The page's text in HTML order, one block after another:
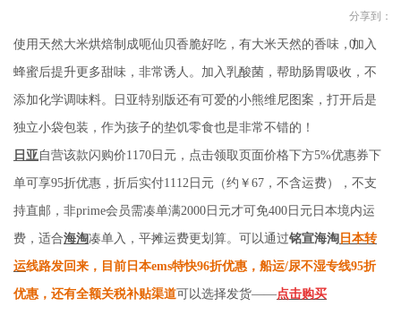
分享到：
0
使用天然大米烘焙制成呃仙贝香脆好吃，有大米天然的香味，加入
蜂蜜后提升更多甜味，非常诱人。加入乳酸菌，帮助肠胃吸收，不
添加化学调味料。日亚特别版还有可爱的小熊维尼图案，打开后是
独立小袋包装，作为孩子的垫饥零食也是非常不错的！
日亚自营该款闪购价1170日元，点击领取页面价格下方5%优惠券下
单可享95折优惠，折后实付1112日元（约￥67，不含运费），不支
持直邮，非prime会员需凑单满2000日元才可免400日元日本境内运
费，适合海淘凑单入，平摊运费更划算。可以通过铭宣海淘 日本转
运线路发回来，目前日本ems特快96折优惠，船运/尿不湿专线95折
优惠，还有全额关税补贴渠道可以选择发货——点击购买